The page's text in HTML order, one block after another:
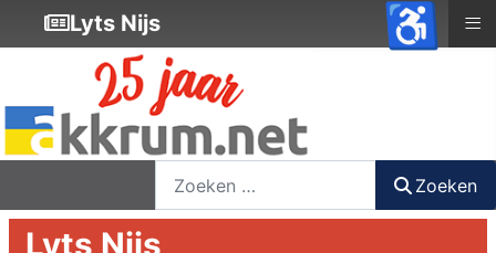
Zoeken
Lyts Nijs
Lyts Nijs ≡
♿